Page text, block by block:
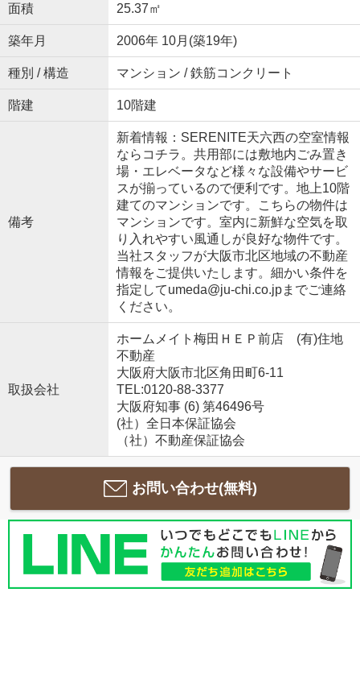
面積 25.37㎡
築年月 2006年 10月(築19年)
種別 / 構造 マンション / 鉄筋コンクリート
階建 10階建
備考
新着情報：SERENITE天六西の空室情報
ならコチラ。共用部には敷地内ごみ置き
場・エレベータなど様々な設備やサービ
スが揃っているので便利です。地上10階
建てのマンションです。こちらの物件は
マンションです。室内に新鮮な空気を取
り入れやすい風通しが良好な物件です。
当社スタッフが大阪市北区地域の不動産
情報をご提供いたします。細かい条件を
指定してumeda@ju-chi.co.jpまでご連絡
ください。
取扱会社
ホームメイト梅田ＨＥＰ前店 (有)住地
不動産
大阪府大阪市北区角田町6-11
TEL:0120-88-3377
大阪府知事 (6) 第46496号
(社）全日本保証協会
（社）不動産保証協会
お問い合わせ(無料)